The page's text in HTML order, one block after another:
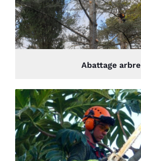
Abattage arbre